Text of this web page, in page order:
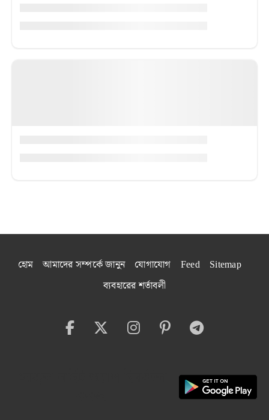
হোম আমাদের সম্পর্কে জানুন যোগাযোগ Feed
Sitemap
ব্যবহারের শর্তাবলী